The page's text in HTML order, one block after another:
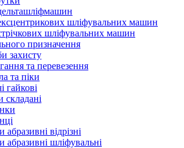
шліфувальних машин
шліфувальних машин
призначення
захисту
та перевезення
та піки
гайкові
складані
абразивні відрізні
абразивні шліфувальні